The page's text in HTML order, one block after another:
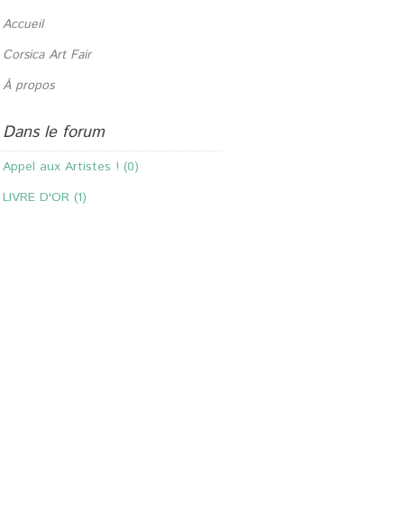
Accueil
Corsica Art Fair
À propos
Dans le forum
Appel aux Artistes ! (0)
LIVRE D'OR (1)